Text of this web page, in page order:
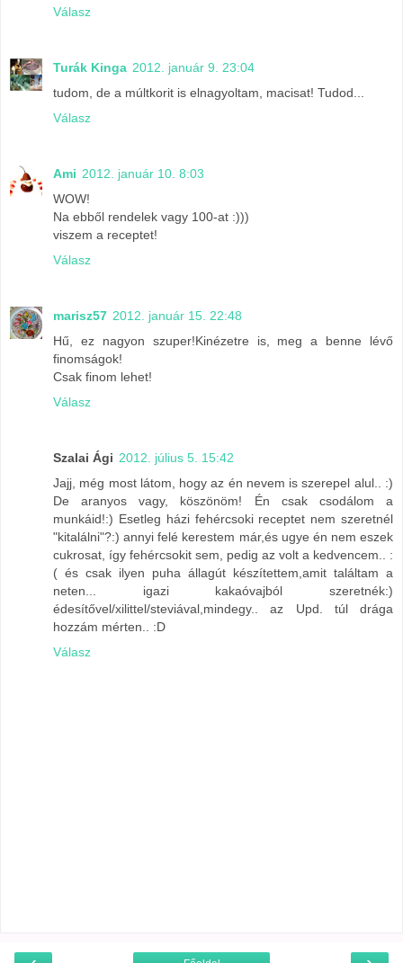
Válasz
Turák Kinga 2012. január 9. 23:04
tudom, de a múltkorit is elnagyoltam, macisat! Tudod...
Válasz
Ami 2012. január 10. 8:03
WOW!
Na ebből rendelek vagy 100-at :)))
viszem a receptet!
Válasz
marisz57 2012. január 15. 22:48
Hű, ez nagyon szuper!Kinézetre is, meg a benne lévő
finomságok!
Csak finom lehet!
Válasz
Szalai Ági 2012. július 5. 15:42
Jajj, még most látom, hogy az én nevem is szerepel alul.. :)
De aranyos vagy, köszönöm! Én csak csodálom a
munkáid!:) Esetleg házi fehércsoki receptet nem szeretnél
"kitalálni"?:) annyi felé kerestem már,és ugye én nem eszek
cukrosat, így fehércsokit sem, pedig az volt a kedvencem.. :
( és csak ilyen puha állagút készítettem,amit találtam a
neten... igazi kakaóvajból szeretnék:)
édesítővel/xilittel/steviával,mindegy.. az Upd. túl drága
hozzám mérten.. :D
Válasz